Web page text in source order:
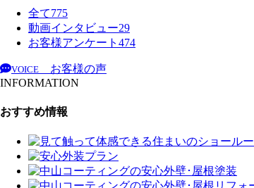
全て775
動画インタビュー29
お客様アンケート 474
VOICE
お客様の声
INFORMATION
おすすめ情報